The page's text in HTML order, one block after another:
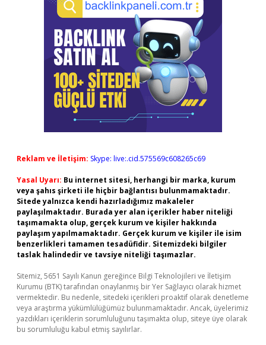
Reklam ve İletişim: Skype: live:.cid.575569c608265c69
Yasal Uyarı: Bu internet sitesi, herhangi bir marka, kurum
veya şahıs şirketi ile hiçbir bağlantısı bulunmamaktadır.
Sitede yalnızca kendi hazırladığımız makaleler
paylaşılmaktadır. Burada yer alan içerikler haber niteliği
taşımamakta olup, gerçek kurum ve kişiler hakkında
paylaşım yapılmamaktadır. Gerçek kurum ve kişiler ile isim
benzerlikleri tamamen tesadüfidir. Sitemizdeki bilgiler
taslak halindedir ve tavsiye niteliği taşımazlar.
Sitemiz, 5651 Sayılı Kanun gereğince Bilgi Teknolojileri ve İletişim
Kurumu (BTK) tarafından onaylanmış bir Yer Sağlayıcı olarak hizmet
vermektedir. Bu nedenle, sitedeki içerikleri proaktif olarak denetleme
veya araştırma yükümlülüğümüz bulunmamaktadır. Ancak, üyelerimiz
yazdıkları içeriklerin sorumluluğunu taşımakta olup, siteye üye olarak
bu sorumluluğu kabul etmiş sayılırlar.